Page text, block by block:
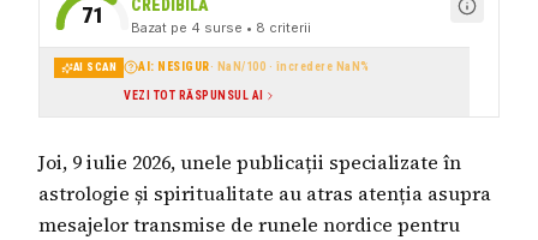
71 CREDIBILĂ
Bazat pe 4 surse • 8 criterii
AI SCAN AI: NESIGUR· NaN/100 · încredere NaN%
VEZI TOT RĂSPUNSUL AI
Joi, 9 iulie 2026, unele publicații specializate în
astrologie și spiritualitate au atras atenția asupra
mesajelor transmise de runele nordice pentru